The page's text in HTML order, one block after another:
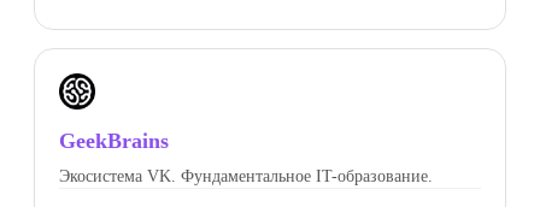
GeekBrains
Экосистема VK. Фундаментальное IT-образование.